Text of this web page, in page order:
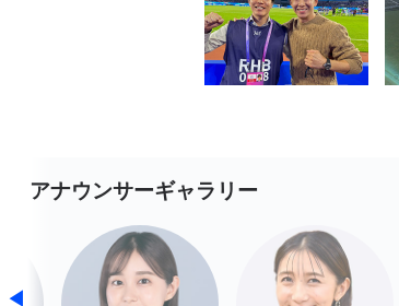
アナウンサーギャラリー
◀